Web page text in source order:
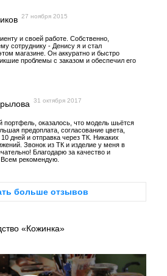
27 ноября 2015
и своей работе. Собственно,
сотруднику - Денису я и стал
магазине. Он аккуратно и быстро
проблемы с заказом и обеспечил его
31 октября 2017
портфель, оказалось, что модель шьётся
предоплата, согласование цвета,
дней и отправка через ТК. Никаких
Звонок из ТК и изделие у меня в
Благодарю за качество и
Всем рекомендую.
больше отзывов
«Кожинка»